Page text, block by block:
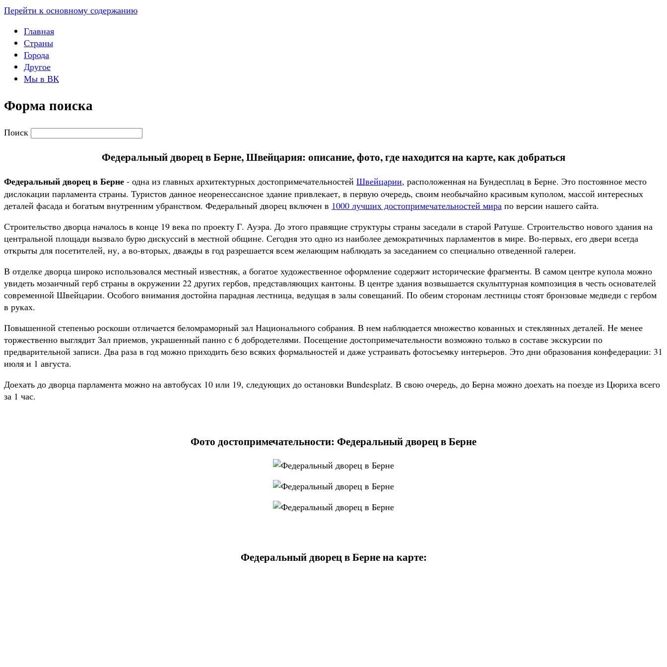
Перейти к основному содержанию
Главная
Страны
Города
Другое
Мы в ВК
Форма поиска
Поиск
Федеральный дворец в Берне, Швейцария: описание, фото, где находится на карте, как добраться
Федеральный дворец в Берне - одна из главных архитектурных достопримечательностей Швейцарии, расположенная на Бундесплац в Берне. Это постоянное место
дислокации парламента страны. Туристов данное неоренессансное здание привлекает, в первую очередь, своим необычайно красивым куполом, массой интересных
деталей фасада и богатым внутренним убранством. Федеральный дворец включен в 1000 лучших достопримечательностей мира по версии нашего сайта.
Строительство дворца началось в конце 19 века по проекту Г. Ауэра. До этого правящие структуры страны заседали в старой Ратуше. Строительство нового здания на
центральной площади вызвало бурю дискуссий в местной общине. Сегодня это одно из наиболее демократичных парламентов в мире. Во-первых, его двери всегда
открыты для посетителей, ну, а во-вторых, дважды в год разрешается всем желающим наблюдать за заседанием со специально отведенной галереи.
В отделке дворца широко использовался местный известняк, а богатое художественное оформление содержит исторические фрагменты. В самом центре купола можно
увидеть мозаичный герб страны в окружении 22 других гербов, представляющих кантоны. В центре здания возвышается скульптурная композиция в честь основателей
современной Швейцарии. Особого внимания достойна парадная лестница, ведущая в залы совещаний. По обеим сторонам лестницы стоят бронзовые медведи с гербом
в руках.
Повышенной степенью роскоши отличается беломраморный зал Национального собрания. В нем наблюдается множество кованных и стеклянных деталей. Не менее
торжественно выглядит Зал приемов, украшенный панно с 6 добродетелями. Посещение достопримечательности возможно только в составе экскурсии по
предварительной записи. Два раза в год можно приходить безо всяких формальностей и даже устраивать фотосъемку интерьеров. Это дни образования конфедерации: 31
июля и 1 августа.
Доехать до дворца парламента можно на автобусах 10 или 19, следующих до остановки Bundesplatz. В свою очередь, до Берна можно доехать на поезде из Цюриха всего
за 1 час.
Фото достопримечательности: Федеральный дворец в Берне
Федеральный дворец в Берне на карте: